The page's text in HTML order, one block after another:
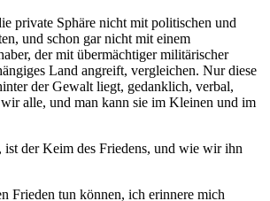
private Sphäre nicht mit politischen und
und schon gar nicht mit einem
der mit übermächtiger militärischer
Land angreift, vergleichen. Nur diese
der Gewalt liegt, gedanklich, verbal,
alle, und man kann sie im Kleinen und im
ist der Keim des Friedens, und wie wir ihn
Frieden tun können, ich erinnere mich